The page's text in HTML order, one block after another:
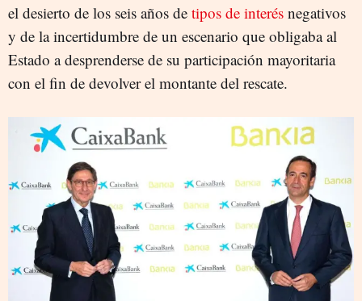
el desierto de los seis años de tipos de interés negativos
y de la incertidumbre de un escenario que obligaba al
Estado a desprenderse de su participación mayoritaria
con el fin de devolver el montante del rescate.